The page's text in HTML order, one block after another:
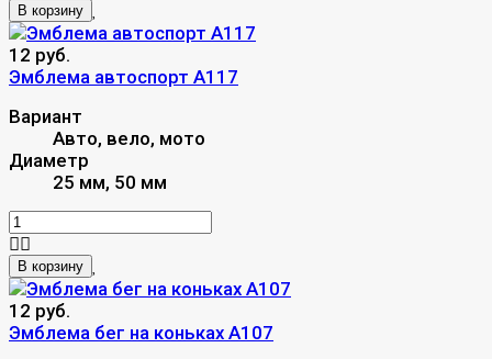
В корзину
12 руб.
Эмблема автоспорт A117
Вариант
Авто, вело, мото
Диаметр
25 мм, 50 мм
В корзину
12 руб.
Эмблема бег на коньках A107